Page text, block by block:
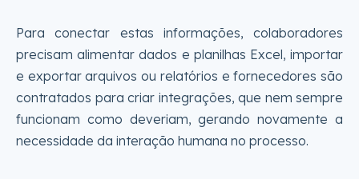
Para conectar estas informações, colaboradores
precisam alimentar dados e planilhas Excel, importar
e exportar arquivos ou relatórios e fornecedores são
contratados para criar integrações, que nem sempre
funcionam como deveriam, gerando novamente a
necessidade da interação humana no processo.